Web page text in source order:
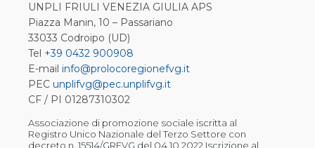
UNPLI FRIULI VENEZIA GIULIA APS
Piazza Manin, 10 – Passariano
33033 Codroipo (UD)
Tel +39 0432 900908
E-mail info@prolocoregionefvg.it
PEC unplifvg@pec.unplifvg.it
CF / PI 01287310302
Associazione di promozione sociale iscritta al
Registro Unico Nazionale del Terzo Settore con
decreto n. 15514/GRFVG del 04.10.2022 Iscrizione al